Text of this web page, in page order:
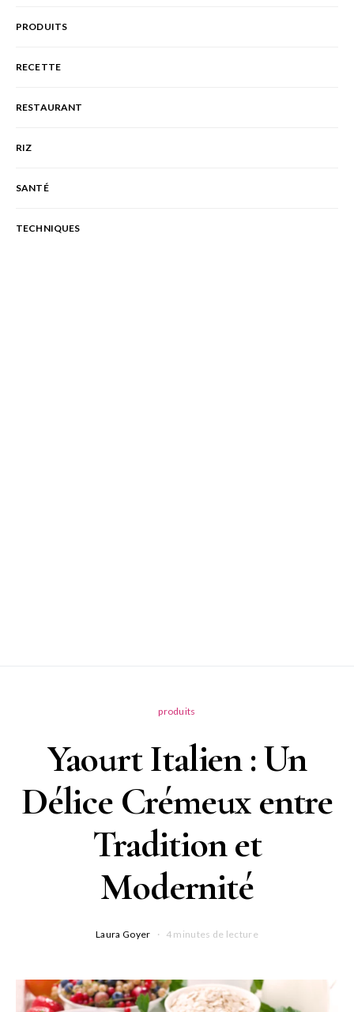
PRODUITS
RECETTE
RESTAURANT
RIZ
SANTÉ
TECHNIQUES
produits
Yaourt Italien : Un
Délice Crémeux entre
Tradition et
Modernité
Laura Goyer 4 minutes de lecture